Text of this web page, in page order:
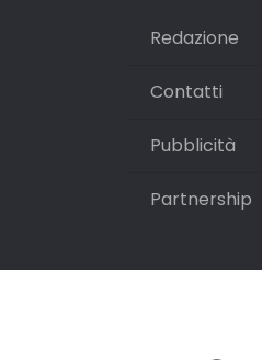
Redazione
Contatti
Pubblicità
Partnership